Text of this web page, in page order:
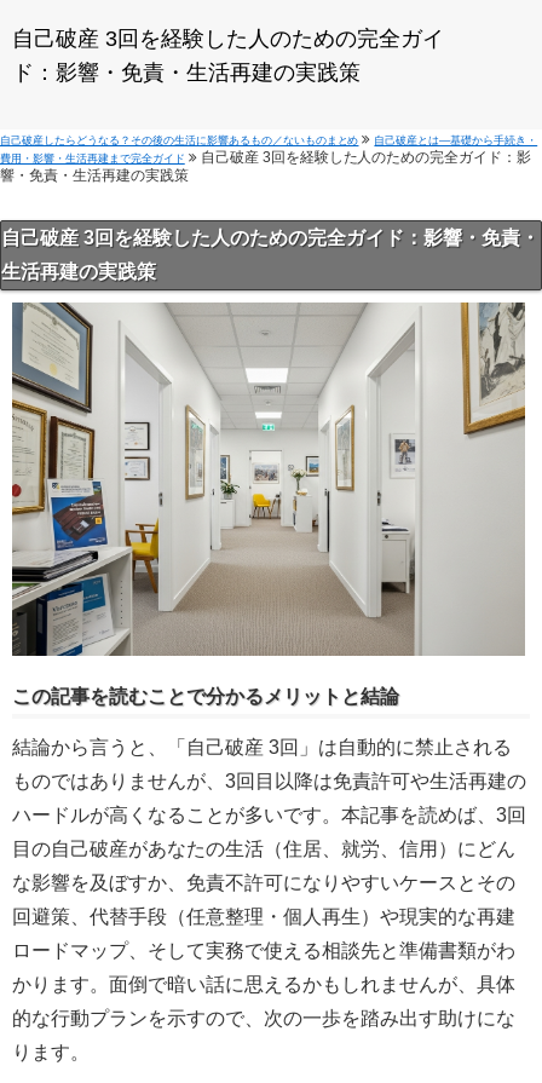
自己破産 3回を経験した人のための完全ガイ
ド：影響・免責・生活再建の実践策
自己破産したらどうなる？その後の生活に影響あるもの／ないものまとめ
自己破産とは—基礎から手続き・
費用・影響・生活再建まで完全ガイド
自己破産 3回を経験した人のための完全ガイド：影
響・免責・生活再建の実践策
自己破産 3回を経験した人のための完全ガイド：影響・免責・
生活再建の実践策
この記事を読むことで分かるメリットと結論
結論から言うと、「自己破産 3回」は自動的に禁止される
ものではありませんが、3回目以降は免責許可や生活再建の
ハードルが高くなることが多いです。本記事を読めば、3回
目の自己破産があなたの生活（住居、就労、信用）にどん
な影響を及ぼすか、免責不許可になりやすいケースとその
回避策、代替手段（任意整理・個人再生）や現実的な再建
ロードマップ、そして実務で使える相談先と準備書類がわ
かります。面倒で暗い話に思えるかもしれませんが、具体
的な行動プランを示すので、次の一歩を踏み出す助けにな
ります。